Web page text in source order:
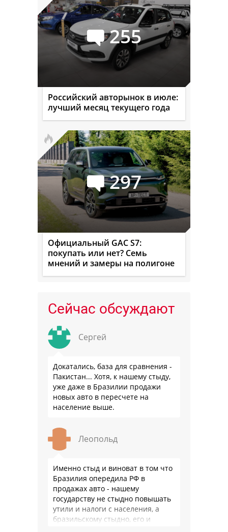
255
Российский авторынок в июле:
лучший месяц текущего года
297
Официальный GAC S7:
покупать или нет? Семь
мнений и замеры на полигоне
Сейчас обсуждают
Сергей
Докатались, база для сравнения -
Пакистан... Хотя, к нашему стыду,
уже даже в Бразилии продажи
новых авто в пересчете на
население выше.
Леопольд
Именно стыд и виноват в том что
Бразилия опередила РФ в
продажах авто - нашему
государству не стыдно повышать
утили и налоги с населения, а
бразильскому стыдно, его и